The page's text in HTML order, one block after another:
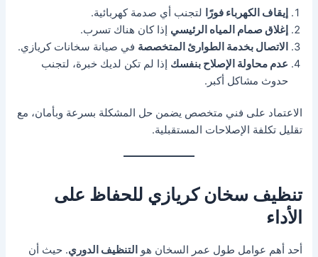
إيقاف الكهرباء فورًا
لتجنب أي صدمة كهربائية.
إغلاق صمام المياه الرئيسي إذا كان هناك تسرب.
الاتصال بخدمة الطوارئ المتخصصة في صيانة سخانات كريازي.
عدم محاولة الإصلاح بنفسك إذا لم تكن لديك خبرة، لتجنب
حدوث مشاكل أكبر.
الاعتماد على فني متخصص يضمن حل المشكلة بسرعة وبأمان، مع
تقليل تكلفة الإصلاحات المستقبلية.
تنظيف سخان كريازي للحفاظ على
الأداء
أحد أهم عوامل طول عمر السخان هو التنظيف الدوري. حيث أن